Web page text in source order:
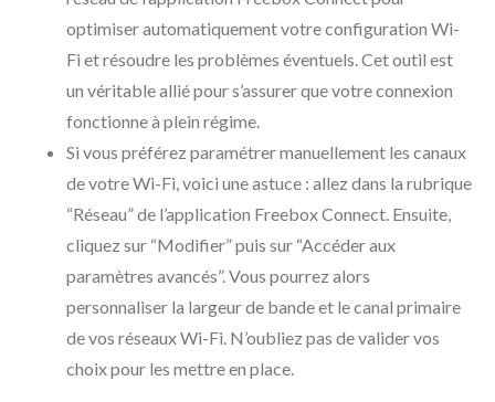
optimiser automatiquement votre configuration Wi-
Fi et résoudre les problèmes éventuels. Cet outil est
un véritable allié pour s’assurer que votre connexion
fonctionne à plein régime.
Si vous préférez paramétrer manuellement les canaux
de votre Wi-Fi, voici une astuce : allez dans la rubrique
“Réseau” de l’application Freebox Connect. Ensuite,
cliquez sur “Modifier” puis sur “Accéder aux
paramètres avancés”. Vous pourrez alors
personnaliser la largeur de bande et le canal primaire
de vos réseaux Wi-Fi. N’oubliez pas de valider vos
choix pour les mettre en place.